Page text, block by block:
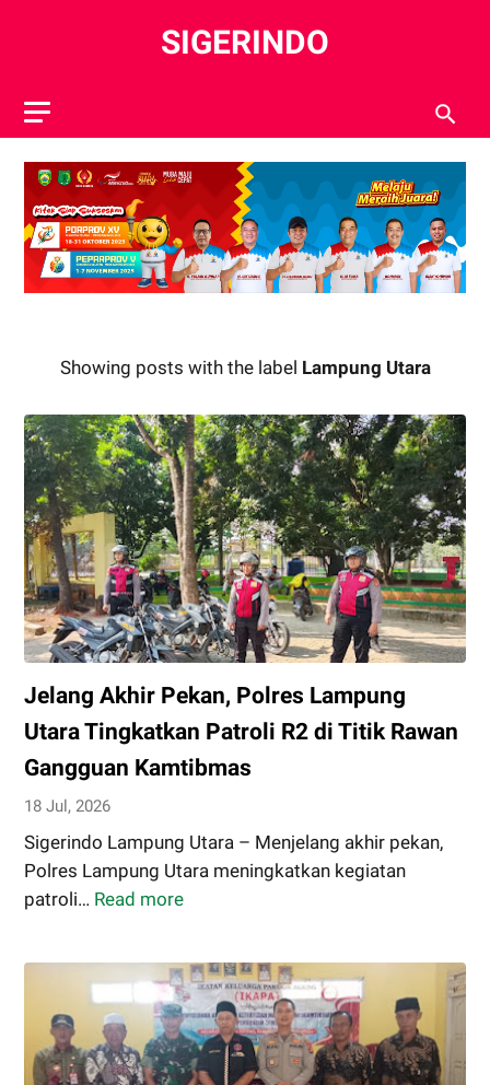
SIGERINDO
Showing posts with the label Lampung Utara
Jelang Akhir Pekan, Polres Lampung
Utara Tingkatkan Patroli R2 di Titik Rawan
Gangguan Kamtibmas
18 Jul, 2026
Sigerindo Lampung Utara – Menjelang akhir pekan,
Polres Lampung Utara meningkatkan kegiatan
patroli… Read more
Pekan,
Polres
Lampung
Utara
Tingkatkan